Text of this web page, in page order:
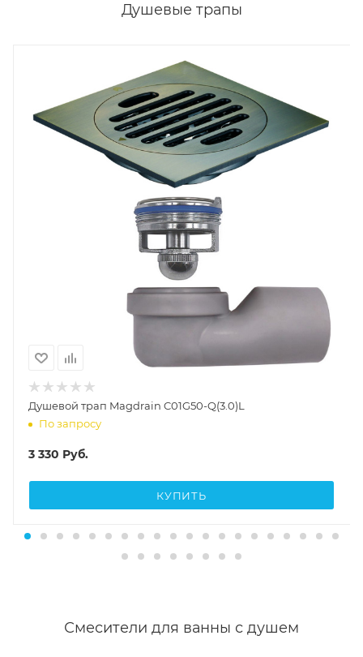
Душевые трапы
Душевой трап Magdrain C01G50-Q(3.0)L
По запросу
3 330 Руб.
КУПИТЬ
Смесители для ванны с душем